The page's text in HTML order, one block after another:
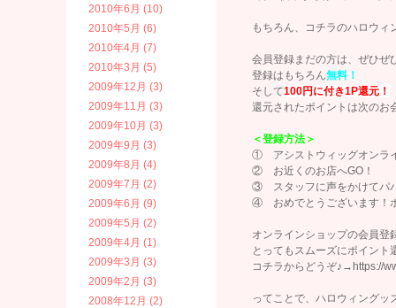
もちろん、コチラのハロウィ
会員登録まだの方は、ぜひぜ
登録はもちろん無料！
そして100円に付き1P還元！
還元されたポイントは次のお
＜登録方法＞
① アシストウィッグオンラ
② お近くのお店へGO！
③ スタッフに声をかけてパ
④ おめでとうございます！
オンラインショップの会員登
とってもスムーズにポイント
コチラからどうぞ♪→https://
ってことで、ハロウィングッ
2010年6月 (10)
2010年5月 (6)
2010年4月 (7)
2010年3月 (5)
2009年12月 (3)
2009年11月 (3)
2009年10月 (3)
2009年9月 (3)
2009年8月 (4)
2009年7月 (2)
2009年6月 (9)
2009年5月 (2)
2009年4月 (1)
2009年3月 (3)
2009年2月 (3)
2008年12月 (2)